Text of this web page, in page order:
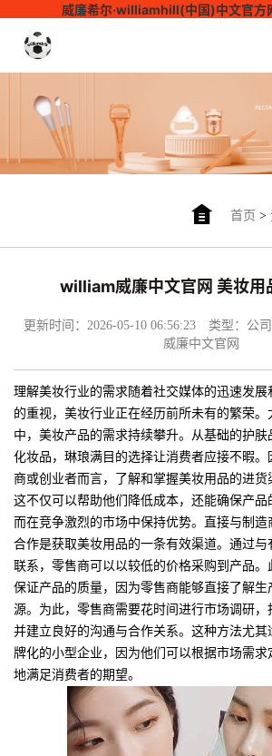
威廉希尔·williamhill(中国)中文官方
首页 >
william威廉中文官网 美妆用
更新时间：2026-05-10 06:56:23 类型：公
威廉中文官网
理解美妆行业的需求随着社交媒体的迅速发展
的重视，美妆行业正在经历前所未有的繁荣
中，美妆产品的需求持续攀升。从基础的护肤
化妆品，琳琅满目的选择让消费者应接不暇。
商或创业者而言，了解和掌握美妆用品的进货
这不仅可以帮助他们降低成本，还能确保产品
而在竞争激烈的市场中保持优势。直接与制
合作是获取美妆用品的一条有效渠道。通过与
联系，零售商可以以较低的价格采购到产品
保证产品的质量，因为零售商能够直接了解
源。为此，零售商需要花时间进行市场调研，
并建立良好的沟通与合作关系。这种方法尤其
牌化的小型企业，因为他们可以根据市场需
地满足消费者的期望。